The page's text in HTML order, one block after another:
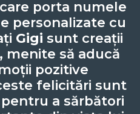
porta numele
personalizate cu
Gigi sunt creații
menite să aducă
pozitive
felicitări sunt
a sărbători